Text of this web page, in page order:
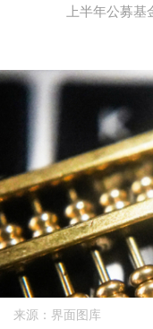
上半年公募基
来源：界面图库